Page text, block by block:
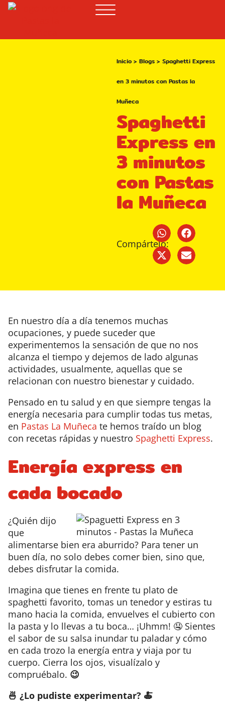
Inicio> Blogs> Spaghetti Express
en 3 minutos con Pastas la
Muñeca
Spaghetti
Express en
3 minutos
con Pastas
la Muñeca
Compártelo:
En nuestro día a día tenemos muchas
ocupaciones, y puede suceder que
experimentemos la sensación de que no nos
alcanza el tiempo y dejemos de lado algunas
actividades, usualmente, aquellas que se
relacionan con nuestro bienestar y cuidado.
Pensado en tu salud y en que siempre tengas la
energía necesaria para cumplir todas tus metas,
en Pastas La Muñeca te hemos traído un blog
con recetas rápidas y nuestro Spaghetti Express.
Energía express en
cada bocado
¿Quién dijo
que
alimentarse bien era aburrido? Para tener un
buen día, no solo debes comer bien, sino que,
debes disfrutar la comida.
Imagina que tienes en frente tu plato de
spaghetti favorito, tomas un tenedor y estiras tu
mano hacia la comida, envuelves el cubierto con
la pasta y lo llevas a tu boca… ¡Uhmm! 🤤 Sientes
el sabor de su salsa inundar tu paladar y cómo
en cada trozo la energía entra y viaja por tu
cuerpo. Cierra los ojos, visualízalo y
compruébalo. 😉
🍜 ¿Lo pudiste experimentar? 🍝